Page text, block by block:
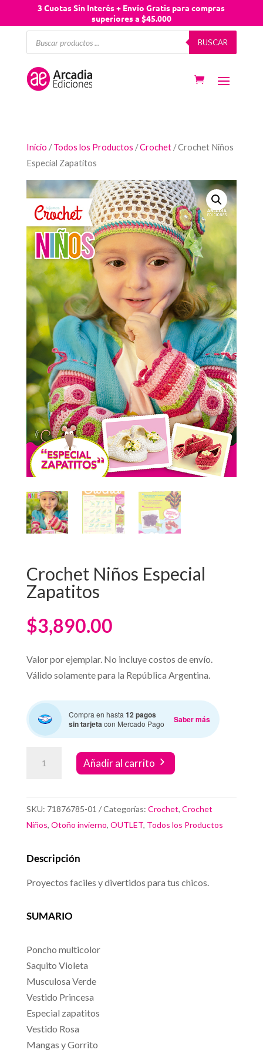
3 Cuotas Sin Interés + Envío Gratis para compras
superiores a $45.000
Búsqueda
productos
BUSCAR
Inicio /Todos los Productos /Crochet/ Crochet Niños
Especial Zapatitos
Crochet Niños Especial
Zapatitos
$3,890.00
Valor por ejemplar. No incluye costos de envío.
Válido solamente para la República Argentina.
Compra en hasta12 pagos
sin tarjetacon Mercado Pago Saber más
Añadir al carrito
SKU: 71876785-01 Categorías: Crochet, Crochet
Niños, Otoño invierno, OUTLET, Todos los Productos
Descripción
Proyectos faciles y divertidos para tus chicos.
SUMARIO
Poncho multicolor
Saquito Violeta
Musculosa Verde
Vestido Princesa
Especial zapatitos
Vestido Rosa
Mangas y Gorrito